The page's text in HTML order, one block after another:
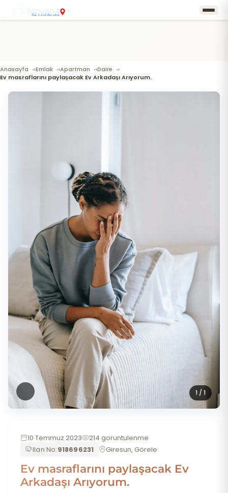
Anasayfa ›Emlak ›Apartman ›Daire ›
Ev masraflarını paylaşacak Ev Arkadaşı Arıyorum.
1 / 1
10 Temmuz 2023
214 goruntulenme
Ilan No:918696231 Giresun, Görele
Ev masraflarını paylaşacak Ev
Arkadaşı Arıyorum.